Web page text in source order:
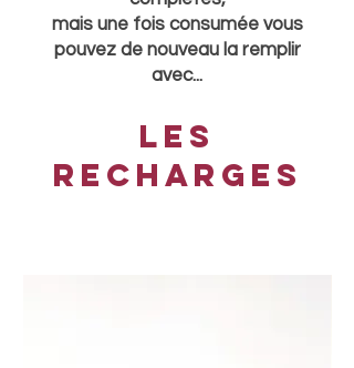
mais une fois consumée vous
pouvez de nouveau la remplir
avec...
Les
recharges